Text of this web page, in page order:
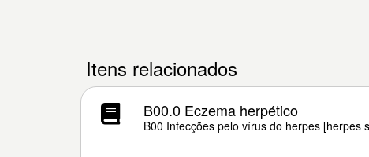
Itens relacionados
B00.0 Eczema herpético
B00 Infecções pelo vírus do herpes [herpes